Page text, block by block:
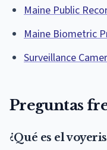
Maine Public
Maine Biometric
Surveillance
Preguntas
¿Qué es el